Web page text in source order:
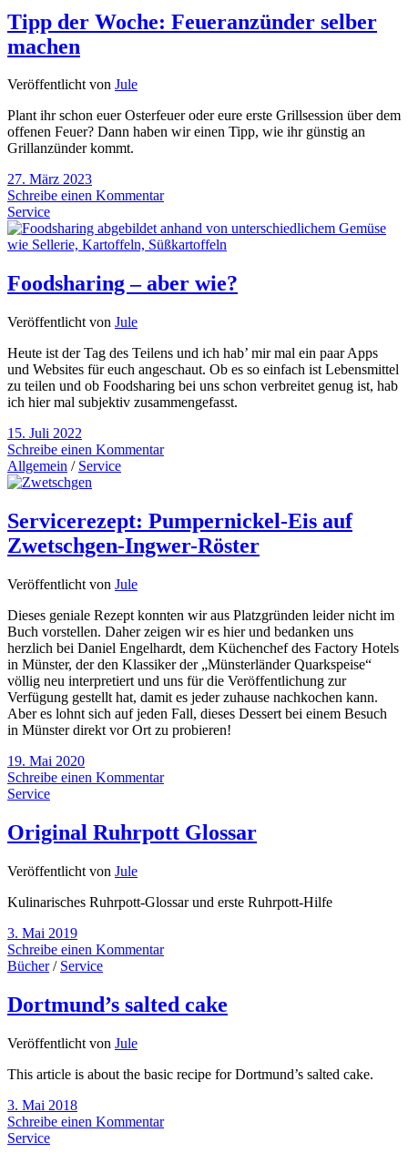
Tipp der Woche: Feueranzünder selber
machen
Veröffentlicht von Jule
Plant ihr schon euer Osterfeuer oder eure erste Grillsession über dem
offenen Feuer? Dann haben wir einen Tipp, wie ihr günstig an
Grillanzünder kommt.
27. März 2023
Schreibe einen Kommentar
Service
Foodsharing – aber wie?
Veröffentlicht von Jule
Heute ist der Tag des Teilens und ich hab’ mir mal ein paar Apps
und Websites für euch angeschaut. Ob es so einfach ist Lebensmittel
zu teilen und ob Foodsharing bei uns schon verbreitet genug ist, hab
ich hier mal subjektiv zusammengefasst.
15. Juli 2022
Schreibe einen Kommentar
Allgemein / Service
Servicerezept: Pumpernickel-Eis auf
Zwetschgen-Ingwer-Röster
Veröffentlicht von Jule
Dieses geniale Rezept konnten wir aus Platzgründen leider nicht im
Buch vorstellen. Daher zeigen wir es hier und bedanken uns
herzlich bei Daniel Engelhardt, dem Küchenchef des Factory Hotels
in Münster, der den Klassiker der „Münsterländer Quarkspeise“
völlig neu interpretiert und uns für die Veröffentlichung zur
Verfügung gestellt hat, damit es jeder zuhause nachkochen kann.
Aber es lohnt sich auf jeden Fall, dieses Dessert bei einem Besuch
in Münster direkt vor Ort zu probieren!
19. Mai 2020
Schreibe einen Kommentar
Service
Original Ruhrpott Glossar
Veröffentlicht von Jule
Kulinarisches Ruhrpott-Glossar und erste Ruhrpott-Hilfe
3. Mai 2019
Schreibe einen Kommentar
Bücher/ Service
Dortmund’s salted cake
Veröffentlicht von Jule
This article is about the basic recipe for Dortmund’s salted cake.
3. Mai 2018
Schreibe einen Kommentar
Service